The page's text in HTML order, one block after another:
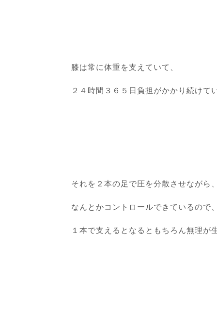
膝は常に体重を支えていて、
２４時間３６５日負担がかかり続けて
それを２本の足で圧を分散させながら、
なんとかコントロールできているので、
１本で支えるとなるともちろん無理が